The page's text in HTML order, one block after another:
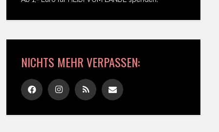
NICHTS MEHR VERPASSEN: